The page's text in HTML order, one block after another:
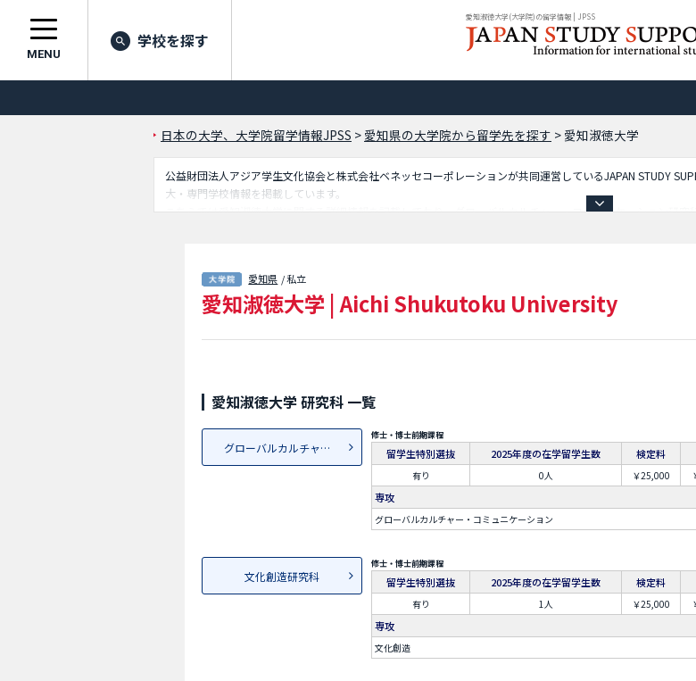
愛知淑徳大学(大学院)の留学情報 | JPSS
MENU
学校を探す
日本の大学、大学院留学情報JPSS > 愛知県の大学院から留学先を探す > 愛知淑徳大学
公益財団法人アジア学生文化協会と株式会社ベネッセコーポレーションが共同運営しているJAPAN STUDY
大・専門学校情報を掲載しています。
こちらでは愛知淑徳大学に関する詳細情報を記載しており、グローバルカルチャー・コミュニケーション研
愛知県 / 私立
愛知淑徳大学 |Aichi Shukutoku University
愛知淑徳大学 研究科 一覧
グローバルカルチャー・コミュ...
修士・博士前期課程
留学生特別選抜 2025年度の在学留学生数 検定料
有り 0人 ￥25,000
専攻
グローバルカルチャー・コミュニケーション
文化創造研究科
修士・博士前期課程
留学生特別選抜 2025年度の在学留学生数 検定料
有り 1人 ￥25,000
専攻
文化創造